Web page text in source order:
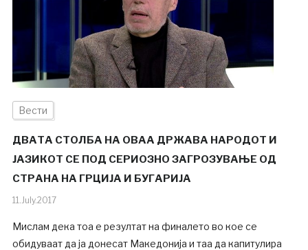
Вести
ДВАТА СТОЛБА НА ОВАА ДРЖАВА НАРОДОТ И
ЈАЗИКОТ СЕ ПОД СЕРИОЗНО ЗАГРОЗУВАЊЕ ОД
СТРАНА НА ГРЦИЈА И БУГАРИЈА
11.July.2017
Мислам дека тоа е резултат на финалето во кое се
обидуваат да ја донесат Македонија и таа да капитулира